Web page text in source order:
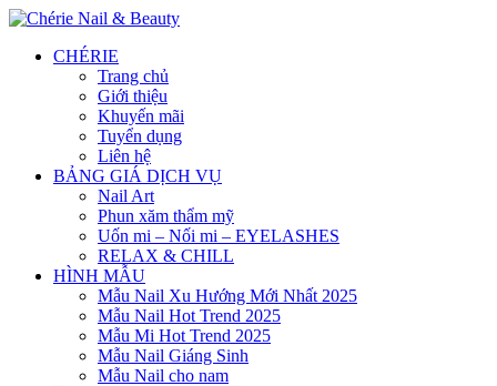
CHÉRIE
Trang chủ
Giới thiệu
Khuyến mãi
Tuyển dụng
Liên hệ
BẢNG GIÁ DỊCH VỤ
Nail Art
Phun xăm thẩm mỹ
Uốn mi – Nối mi – EYELASHES
RELAX & CHILL
HÌNH MẪU
Mẫu Nail Xu Hướng Mới Nhất 2025
Mẫu Nail Hot Trend 2025
Mẫu Mi Hot Trend 2025
Mẫu Nail Giáng Sinh
Mẫu Nail cho nam